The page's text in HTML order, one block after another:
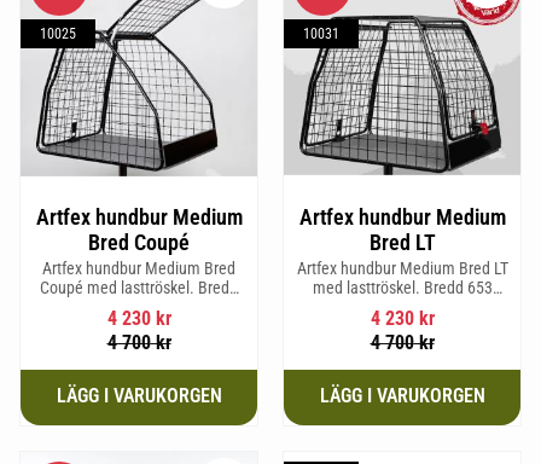
Artfex hundbur Medium
Bred Coupé
Artfex hundbur Medium Bred
Coupé med lasttröskel. Bredd
653 mm, Höjd 675 mm, Djup
830 mm och Vikt 19,4 kg.
4 230kr
4 700kr
10025
Artfex hundbur Medium
Bred LT
Artfex hundbur Medium Bred LT
med lasttröskel. Bredd 653
mm, Höjd 675 mm, Djup 830
mm och Vikt 20,2 kg.
4 230kr
4 700kr
10031